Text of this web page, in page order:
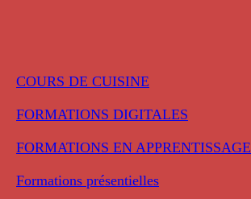
COURS DE CUISINE
FORMATIONS DIGITALES
FORMATIONS EN APPRENTISSAGE
Formations présentielles